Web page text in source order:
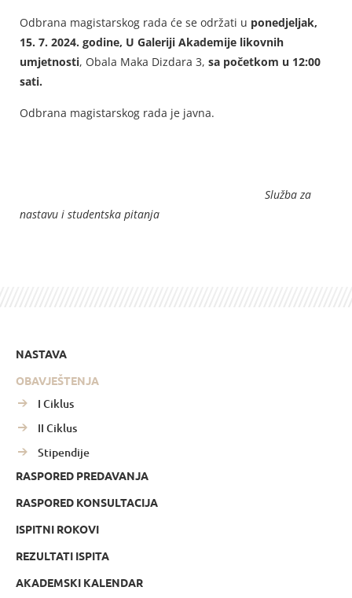
Odbrana magistarskog rada će se održati u ponedjeljak,
15. 7. 2024. godine, U Galeriji Akademije likovnih
umjetnosti, Obala Maka Dizdara 3, sa početkom u 12:00
sati.
Odbrana magistarskog rada je javna.
Služba za
nastavu i studentska pitanja
NASTAVA
OBAVJEŠTENJA
I Ciklus
II Ciklus
Stipendije
RASPORED PREDAVANJA
RASPORED KONSULTACIJA
ISPITNI ROKOVI
REZULTATI ISPITA
AKADEMSKI KALENDAR